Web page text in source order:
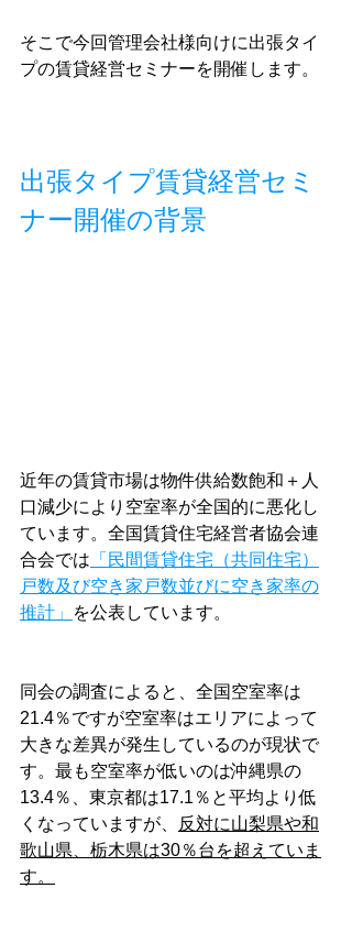
そこで今回管理会社様向けに出張タイ
プの賃貸経営セミナーを開催します。
出張タイプ賃貸経営セミ
ナー開催の背景
近年の賃貸市場は物件供給数飽和＋人
口減少により空室率が全国的に悪化し
ています。全国賃貸住宅経営者協会連
合会では 「民間賃貸住宅（共同住宅）
戸数及び空き家戸数並びに空き家率の
推計」
を公表しています。
同会の調査によると、全国空室率は
21.4％ですが空室率はエリアによって
大きな差異が発生しているのが現状で
す。最も空室率が低いのは沖縄県の
13.4％、東京都は17.1％と平均より低
くなっていますが、
反対に山梨県や和
歌山県、栃木県は30％台を超えていま
す。